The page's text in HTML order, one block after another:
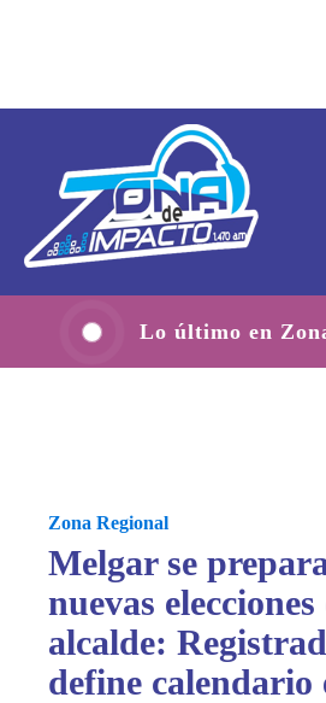
Lo último en
Zona Regional
Melgar se
nuevas elecciones
alcalde:
define calendario